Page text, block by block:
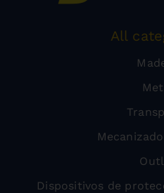
All
Dispositivos de